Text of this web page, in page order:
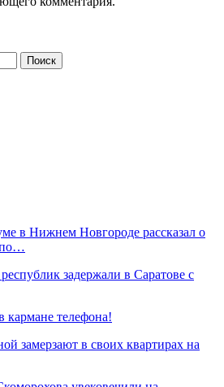
в Нижнем Новгороде рассказал о
по…
задержали в Саратове с
кармане телефона!
замерзают в своих квартирах на